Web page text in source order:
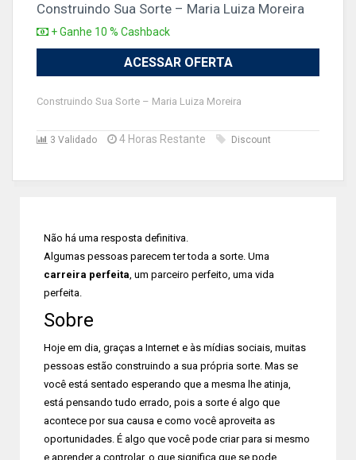
Construindo Sua Sorte – Maria Luiza Moreira
+ Ganhe 10 % Cashback
ACESSAR OFERTA
Construindo Sua Sorte – Maria Luiza Moreira
3 Validado 4 Horas Restante Discount
Não há uma resposta definitiva.
Algumas pessoas parecem ter toda a sorte. Uma
carreira perfeita, um parceiro perfeito, uma vida
perfeita.
Sobre
Hoje em dia, graças a Internet e às mídias sociais, muitas
pessoas estão construindo a sua própria sorte. Mas se
você está sentado esperando que a mesma lhe atinja,
está pensando tudo errado, pois a sorte é algo que
acontece por sua causa e como você aproveita as
oportunidades. É algo que você pode criar para si mesmo
e aprender a controlar, o que significa que se pode